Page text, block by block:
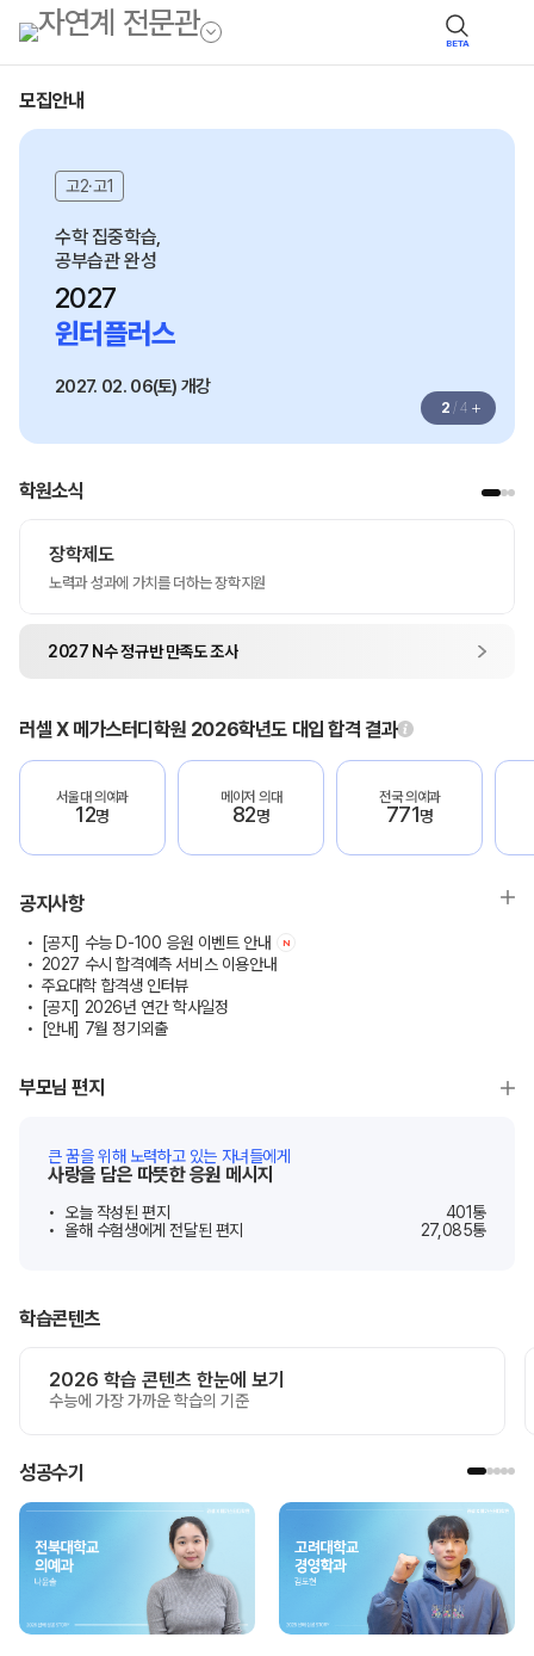
BETA
모집안내
고2·고1
수학 집중학습,
공부습관 완성
2027
윈터플러스
2027. 02. 06(토) 개강
2 / 4 +
학원소식
장학제도
노력과 성과에 가치를 더하는 장학지원
2027 N수 정규반 만족도 조사
러셀 X 메가스터디학원 2026학년도 대입 합격 결과
서울대 의예과
12명
메이저 의대
82명
전국 의예과
771명
공지사항
[공지] 수능 D-100 응원 이벤트 안내 N
2027 수시 합격예측 서비스 이용안내
주요대학 합격생 인터뷰
[공지] 2026년 연간 학사일정
[안내] 7월 정기외출
부모님 편지
큰 꿈을 위해 노력하고 있는 자녀들에게
사랑을 담은 따뜻한 응원 메시지
오늘 작성된 편지 401통
올해 수험생에게 전달된 편지
27,085통
학습콘텐츠
2026 학습 콘텐츠 한눈에 보기
수능에 가장 가까운 학습의 기준
성공수기